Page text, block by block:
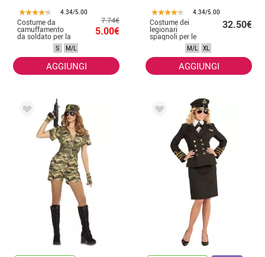
4.34/5.00
Costume da
camuffamento
da soldato per la
7.74€
5.00€
S M/L
AGGIUNGI
4.34/5.00
Costume dei
legionari
spagnoli per le
donne
32.50€
M/L XL
AGGIUNGI